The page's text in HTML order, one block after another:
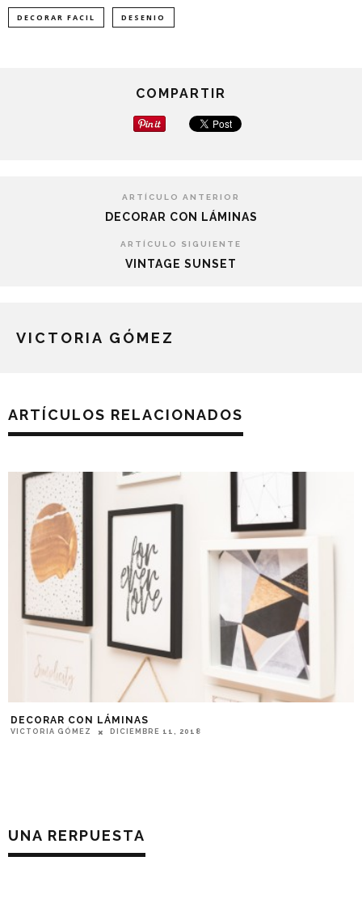
DECORAR FACIL DESENIO
COMPARTIR
ARTÍCULO ANTERIOR
DECORAR CON LÁMINAS
ARTÍCULO SIGUIENTE
VINTAGE SUNSET
VICTORIA GÓMEZ
ARTÍCULOS RELACIONADOS
DECORAR CON LÁMINAS
VICTORIA GÓMEZ DICIEMBRE 11, 2018
UNA RERPUESTA